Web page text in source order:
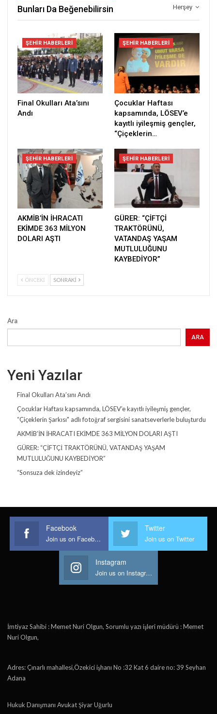
Herşey
Bunları Da Beğenebilirsin
ŞEHIR HABERLERI
Final Okulları Ata’sını
Andı
ŞEHIR HABERLERI
Çocuklar Haftası
kapsamında, LÖSEV’e
kayıtlı iyileşmiş gençler,
“Çiçeklerin…
ŞEHIR HABERLERI
AKMİB’İN İHRACATI
EKİMDE 363 MİLYON
DOLARI AŞTI
ŞEHIR HABERLERI
GÜRER: “ÇİFTÇİ
TRAKTÖRÜNÜ,
VATANDAŞ YAŞAM
MUTLULUĞUNU
KAYBEDİYOR”
ÖNCEKI SONRAKI
Ara
ARA
Yeni Yazılar
Final Okulları Ata’sını Andı
Çocuklar Haftası kapsamında, LÖSEV’e kayıtlı iyileşmiş gençler,
“Çiçeklerin Şarkısı" adlı fotoğraf sergisini sanatseverlerle buluşturdu
AKMİB’İN İHRACATI EKİMDE 363 MİLYON DOLARI AŞTI
GÜRER: “ÇİFTÇİ TRAKTÖRÜNÜ, VATANDAŞ YAŞAM
MUTLULUĞUNU KAYBEDİYOR”
“Sonsuza dek izindeyiz”
Facebook
Join us on Facebook
Twitter
Join us on Twitter
Instagram
Join us on Instagram
İmtiyaz Sahibi : Memet Nuri Olgun, Sorumlu yazı işleri müdürü : Memet
Nuri Olgun,
Adres: Çınarlı mahallesi,Özekici işhanı No :32 Kat 6 daire no: 39 Seyhan
Adana
Hukuk Danışmanı Avukat Şiyar Uğurlu